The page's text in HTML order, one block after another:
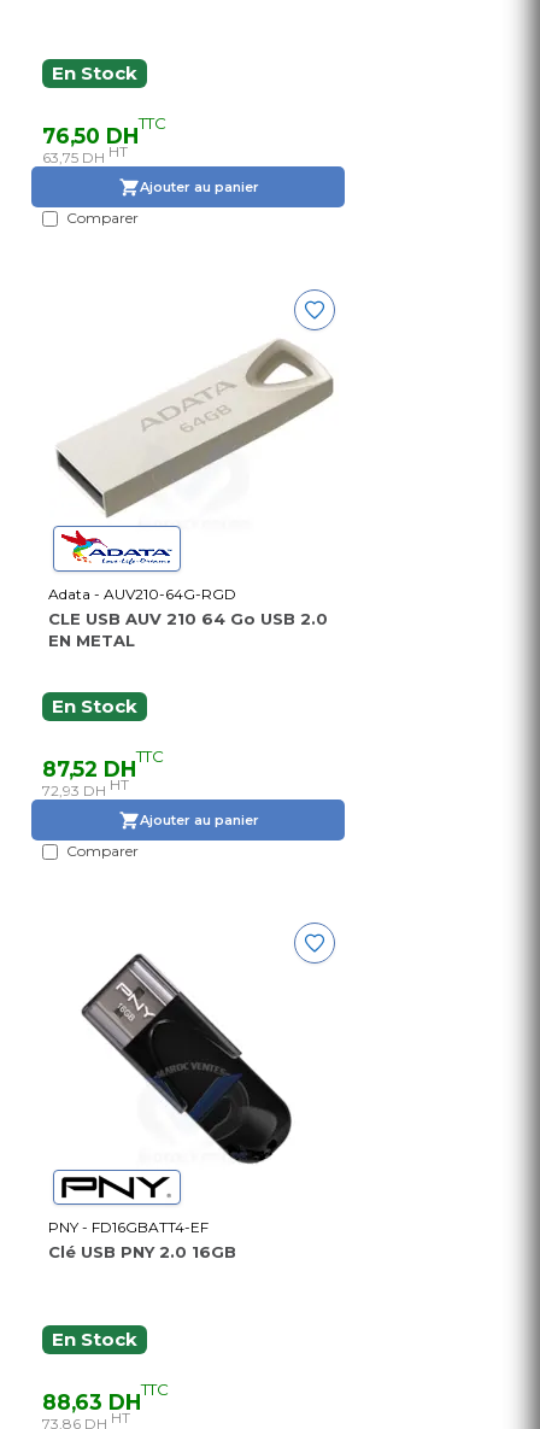
En Stock
76,50 DHTTC
63,75 DH HT
Ajouter au panier
Comparer
Adata - AUV210-64G-RGD
CLE USB AUV 210 64 Go USB 2.0
EN METAL
En Stock
87,52 DHTTC
72,93 DH HT
Ajouter au panier
Comparer
PNY - FD16GBATT4-EF
Clé USB PNY 2.0 16GB
En Stock
88,63 DHTTC
73,86 DH HT